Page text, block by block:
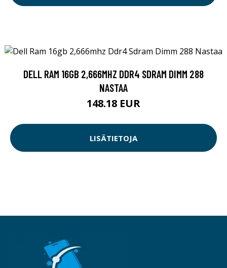
DELL RAM 16GB 2,666MHZ DDR4 SDRAM DIMM 288
NASTAA
148.18 EUR
LISÄTIETOJA